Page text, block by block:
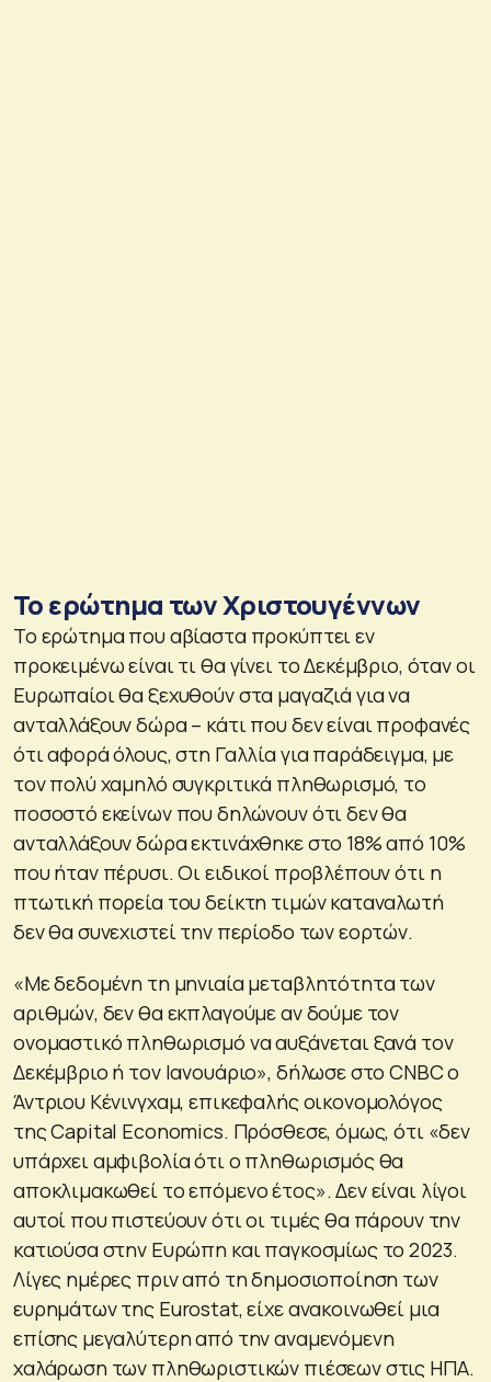
Το ερώτημα των Χριστουγέννων
Το ερώτημα που αβίαστα προκύπτει εν
προκειμένω είναι τι θα γίνει το Δεκέμβριο, όταν οι
Ευρωπαίοι θα ξεχυθούν στα μαγαζιά για να
ανταλλάξουν δώρα – κάτι που δεν είναι προφανές
ότι αφορά όλους, στη Γαλλία για παράδειγμα, με
τον πολύ χαμηλό συγκριτικά πληθωρισμό, το
ποσοστό εκείνων που δηλώνουν ότι δεν θα
ανταλλάξουν δώρα εκτινάχθηκε στο 18% από 10%
που ήταν πέρυσι. Οι ειδικοί προβλέπουν ότι η
πτωτική πορεία του δείκτη τιμών καταναλωτή
δεν θα συνεχιστεί την περίοδο των εορτών.
«Με δεδομένη τη μηνιαία μεταβλητότητα των
αριθμών, δεν θα εκπλαγούμε αν δούμε τον
ονομαστικό πληθωρισμό να αυξάνεται ξανά τον
Δεκέμβριο ή τον Ιανουάριο», δήλωσε στο CNBC ο
Άντριου Κένινγχαμ, επικεφαλής οικονομολόγος
της Capital Economics. Πρόσθεσε, όμως, ότι «δεν
υπάρχει αμφιβολία ότι ο πληθωρισμός θα
αποκλιμακωθεί το επόμενο έτος». Δεν είναι λίγοι
αυτοί που πιστεύουν ότι οι τιμές θα πάρουν την
κατιούσα στην Ευρώπη και παγκοσμίως το 2023.
Λίγες ημέρες πριν από τη δημοσιοποίηση των
ευρημάτων της Eurostat, είχε ανακοινωθεί μια
επίσης μεγαλύτερη από την αναμενόμενη
χαλάρωση των πληθωριστικών πιέσεων στις ΗΠΑ.